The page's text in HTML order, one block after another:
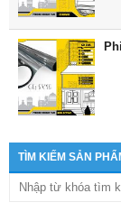
TÌM KIẾM SẢN